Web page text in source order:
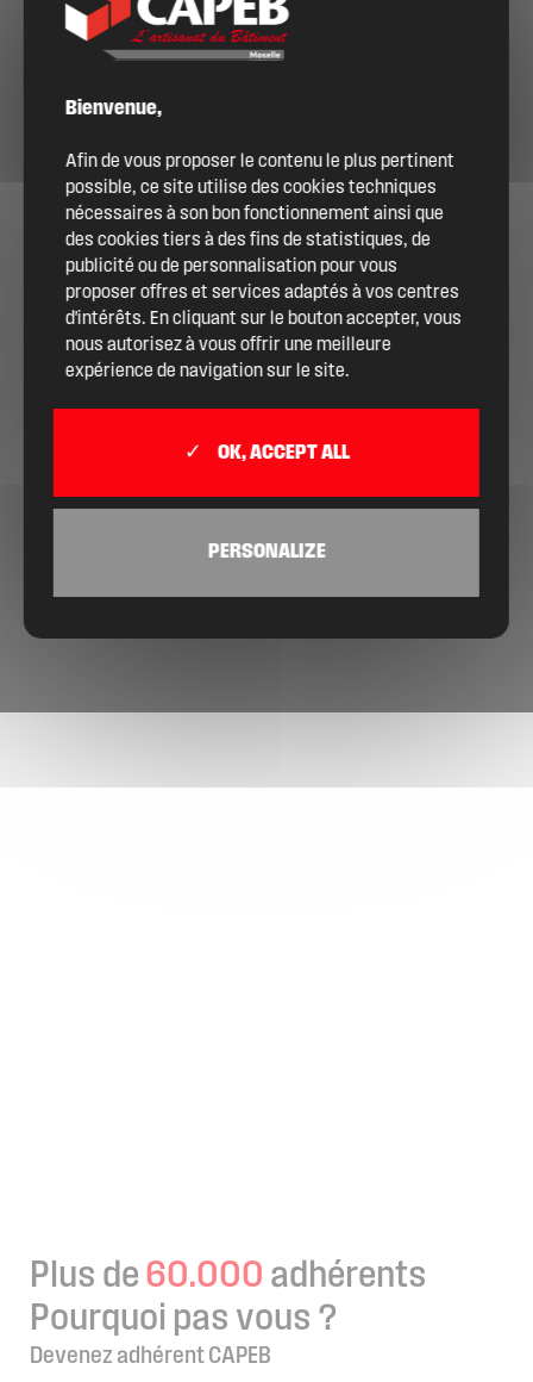
DEVENIR ADHÉRENT
Plus de 60.000 adhérents
Pourquoi pas vous ?
Devenez adhérent CAPEB
Bienvenue,
Afin de vous proposer le contenu le plus pertinent
possible, ce site utilise des cookies techniques
nécessaires à son bon fonctionnement ainsi que
des cookies tiers à des fins de statistiques, de
publicité ou de personnalisation pour vous
proposer offres et services adaptés à vos centres
d'intérêts. En cliquant sur le bouton accepter, vous
nous autorisez à vous offrir une meilleure
expérience de navigation sur le site.
OK, ACCEPT ALL
PERSONALIZE